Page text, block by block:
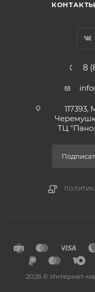
КОНТАКТЫ
8
ТЦ
2026 © Интернет-